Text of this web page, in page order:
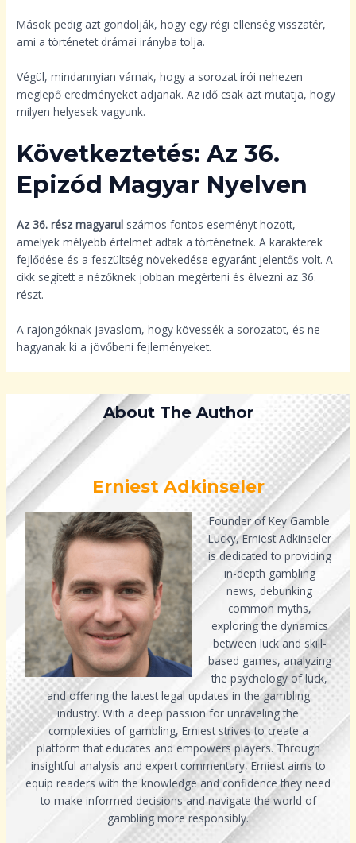
Mások pedig azt gondolják, hogy egy régi ellenség visszatér,
ami a történetet drámai irányba tolja.
Végül, mindannyian várnak, hogy a sorozat írói nehezen
meglepő eredményeket adjanak. Az idő csak azt mutatja, hogy
milyen helyesek vagyunk.
Következtetés: Az 36.
Epizód Magyar Nyelven
Az 36. rész magyarul számos fontos eseményt hozott,
amelyek mélyebb értelmet adtak a történetnek. A karakterek
fejlődése és a feszültség növekedése egyaránt jelentős volt. A
cikk segített a nézőknek jobban megérteni és élvezni az 36.
részt.
A rajongóknak javaslom, hogy kövessék a sorozatot, és ne
hagyanak ki a jövőbeni fejleményeket.
About The Author
Erniest Adkinseler
Founder of Key Gamble
Lucky, Erniest Adkinseler
is dedicated to providing
in-depth gambling
news, debunking
common myths,
exploring the dynamics
between luck and skill-
based games, analyzing
the psychology of luck,
and offering the latest legal updates in the gambling
industry. With a deep passion for unraveling the
complexities of gambling, Erniest strives to create a
platform that educates and empowers players. Through
insightful analysis and expert commentary, Erniest aims to
equip readers with the knowledge and confidence they need
to make informed decisions and navigate the world of
gambling more responsibly.